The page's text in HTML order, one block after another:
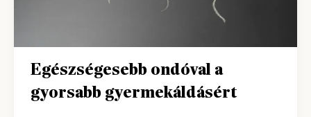
Egészségesebb ondóval a
gyorsabb gyermekáldásért